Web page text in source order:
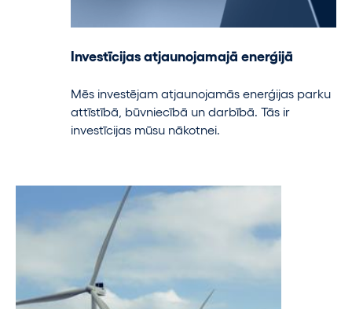
Investīcijas atjaunojamajā enerģijā
Mēs investējam atjaunojamās enerģijas parku
attīstībā, būvniecībā un darbībā. Tās ir
investīcijas mūsu nākotnei.